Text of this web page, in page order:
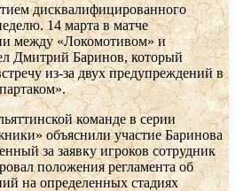
дисквалифицированного
14 марта в матче
между «Локомотивом» и
Дмитрий Баринов, который
из-за двух предупреждений в
команде в серии
объяснили участие Баринова
за заявку игроков сотрудник
положения регламента об
на определенных стадиях